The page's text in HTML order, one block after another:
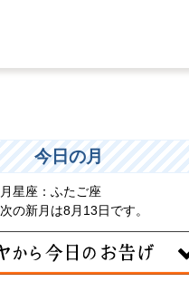
今日の月
月星座：ふたご座
次の新月は8月13日です。